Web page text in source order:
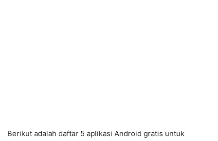
Berikut adalah daftar 5 aplikasi Android gratis untuk